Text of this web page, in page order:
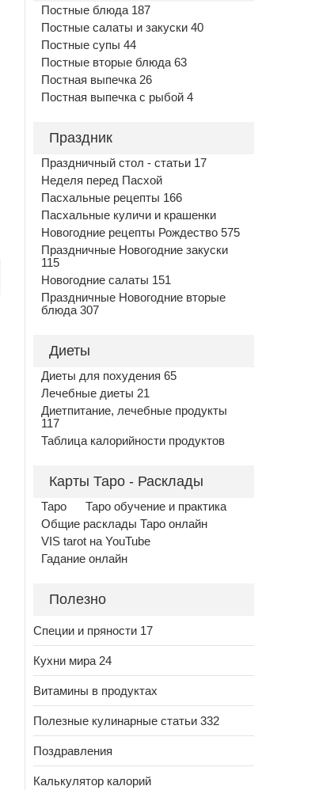
Постные блюда 187
Постные салаты и закуски 40
Постные супы 44
Постные вторые блюда 63
Постная выпечка 26
Постная выпечка с рыбой 4
Праздник
Праздничный стол - статьи 17
Неделя перед Пасхой
Пасхальные рецепты 166
Пасхальные куличи и крашенки
Новогодние рецепты Рождество 575
Праздничные Новогодние закуски
115
Новогодние салаты 151
Праздничные Новогодние вторые
блюда 307
Диеты
Диеты для похудения 65
Лечебные диеты 21
Диетпитание, лечебные продукты
117
Таблица калорийности продуктов
Карты Таро - Расклады
Таро
Таро обучение и практика
Общие расклады Таро онлайн
VIS tarot на YouTube
Гадание онлайн
Полезно
Специи и пряности 17
Кухни мира 24
Витамины в продуктах
Полезные кулинарные статьи 332
Поздравления
Калькулятор калорий